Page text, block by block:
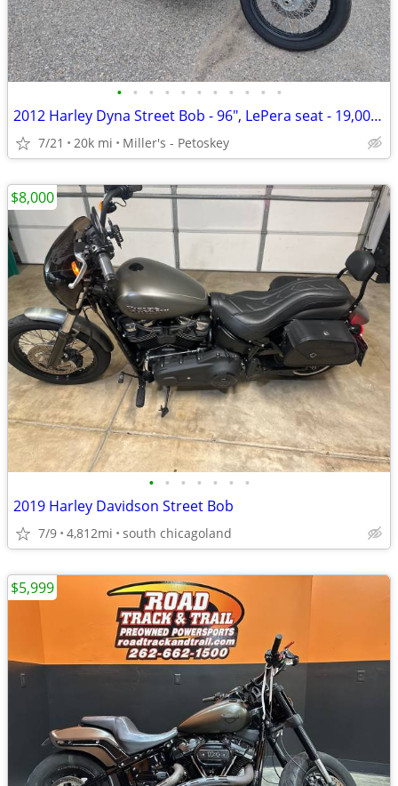
• • • • • • • • • • •
2012 Harley Dyna Street Bob - 96", LePera seat - 19,000 miles
7/21 20k mi Miller's - Petoskey
• • • • • • •
2019 Harley Davidson Street Bob
7/9 4,812mi south chicagoland
$8,000
$5,999